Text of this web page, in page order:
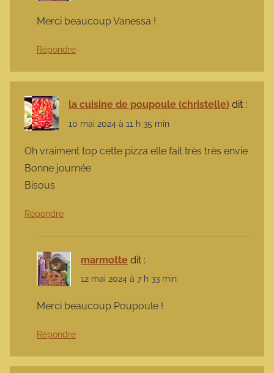
Merci beaucoup Vanessa !
Répondre
la cuisine de poupoule (christelle) dit :
10 mai 2024 à 11 h 35 min
Oh vraiment top cette pizza elle fait très très envie
Bonne journée
Bisous
Répondre
marmotte dit :
12 mai 2024 à 7 h 33 min
Merci beaucoup Poupoule !
Répondre